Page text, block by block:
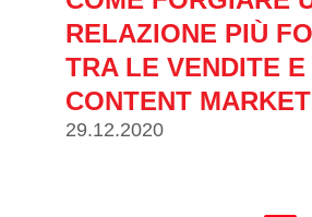
RELAZIONE PIÙ
TRA LE VENDITE E
CONTENT
29.12.2020